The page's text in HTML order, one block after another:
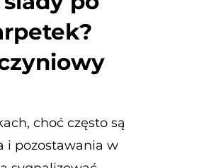
choć często są
i pozostawania w